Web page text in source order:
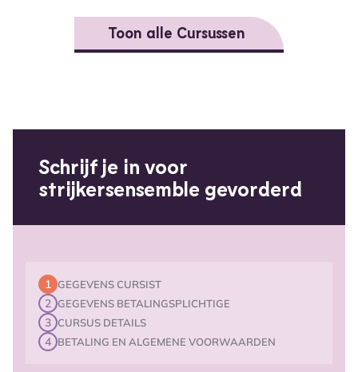
Toon alle Cursussen
Schrijf je in voor
strijkersensemble gevorderd
1 GEGEVENS CURSIST
2 GEGEVENS BETALINGSPLICHTIGE
3 CURSUS DETAILS
4 BETALING EN ALGEMENE VOORWAARDEN